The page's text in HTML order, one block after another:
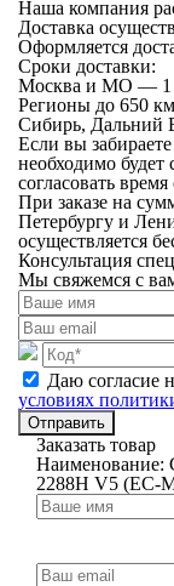
Наша компания
Доставка
Оформляется
Сроки доставки:
Москва и МО — 1
Регионы до 650
Сибирь, Дальний
Если вы
необходимо
согласовать время
При заказе на
Петербургу и
осуществляется
Консультация
Мы свяжемся с
Даю согласие
условиях
Отправить
Заказать товар
Наименование:
2288H V5 (EC-